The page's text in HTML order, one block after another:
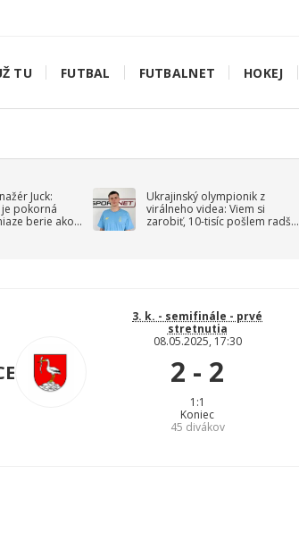
TU FUTBAL FUTBALNET HOKEJ
Juck:
pokorná
berie ako
Ukrajinský olympionik z
virálneho videa: Viem si
zarobiť, 10-tisíc pošlem radšej
3. k. - semifinále - prvé
stretnutia
08.05.2025, 17:30
2 - 2
1:1
Koniec
45 divákov